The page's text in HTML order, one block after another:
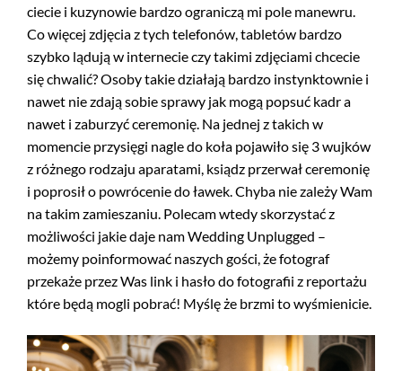
ciecie i kuzynowie bardzo ograniczą mi pole manewru.
Co więcej zdjęcia z tych telefonów, tabletów bardzo
szybko lądują w internecie czy takimi zdjęciami chcecie
się chwalić? Osoby takie działają bardzo instynktownie i
nawet nie zdają sobie sprawy jak mogą popsuć kadr a
nawet i zaburzyć ceremonię. Na jednej z takich w
momencie przysięgi nagle do koła pojawiło się 3 wujków
z różnego rodzaju aparatami, ksiądz przerwał ceremonię
i poprosił o powrócenie do ławek. Chyba nie zależy Wam
na takim zamieszaniu. Polecam wtedy skorzystać z
możliwości jakie daje nam Wedding Unplugged –
możemy poinformować naszych gości, że fotograf
przekaże przez Was link i hasło do fotografii z reportażu
które będą mogli pobrać! Myślę że brzmi to wyśmienicie.